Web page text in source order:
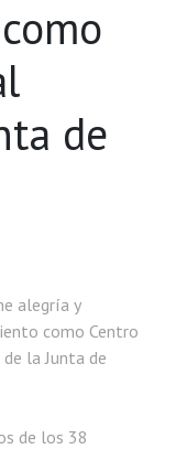
de
alegría y
como Centro
la Junta de
de los 38